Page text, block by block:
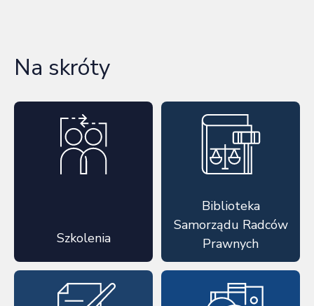
Na skróty
Szkolenia
Biblioteka
Samorządu Radców
Prawnych